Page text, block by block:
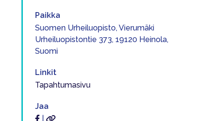
Paikka
Suomen Urheiluopisto, Vierumäki
Urheiluopistontie 373, 19120 Heinola,
Suomi
Linkit
Tapahtumasivu
Jaa